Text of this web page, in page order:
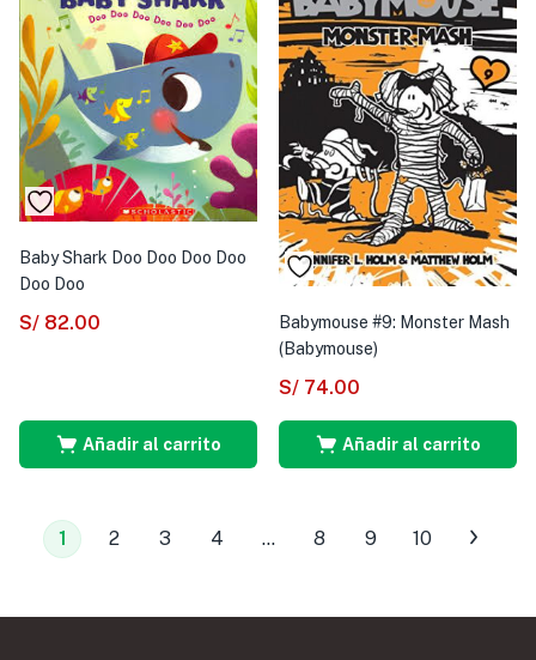
Baby Shark Doo Doo Doo Doo
Doo Doo
S/ 82.00
Añadir al carrito
Babymouse #9: Monster Mash
(Babymouse)
S/ 74.00
Añadir al carrito
1 2 3 4 … 8 9 10